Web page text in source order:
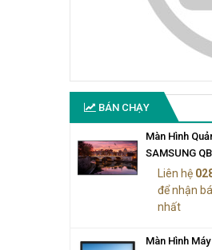
BÁN CHẠY
Màn Hình
SAMSUNG
Liên hệ
để nhận
nhất
Màn Hình